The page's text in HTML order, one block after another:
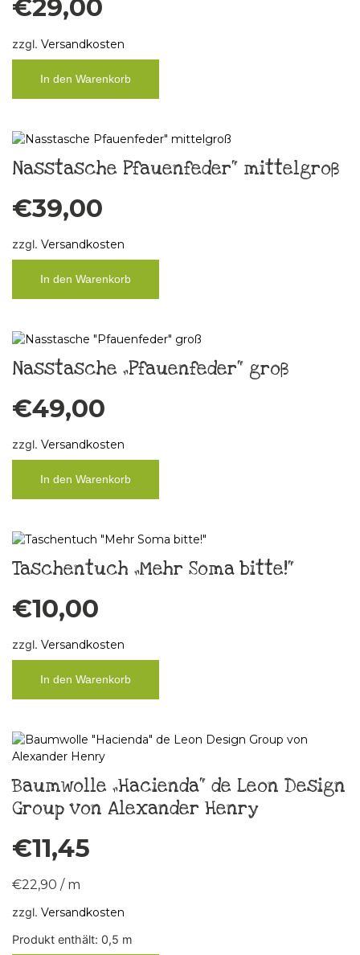
€29,00
zzgl. Versandkosten
In den Warenkorb
Nasstasche Pfauenfeder“ mittelgroß
€39,00
zzgl. Versandkosten
In den Warenkorb
Nasstasche „Pfauenfeder“ groß
€49,00
zzgl. Versandkosten
In den Warenkorb
Taschentuch „Mehr Soma bitte!“
€10,00
zzgl. Versandkosten
In den Warenkorb
Baumwolle „Hacienda“ de Leon Design
Group von Alexander Henry
€11,45
€22,90 / m
zzgl. Versandkosten
Produkt enthält: 0,5 m